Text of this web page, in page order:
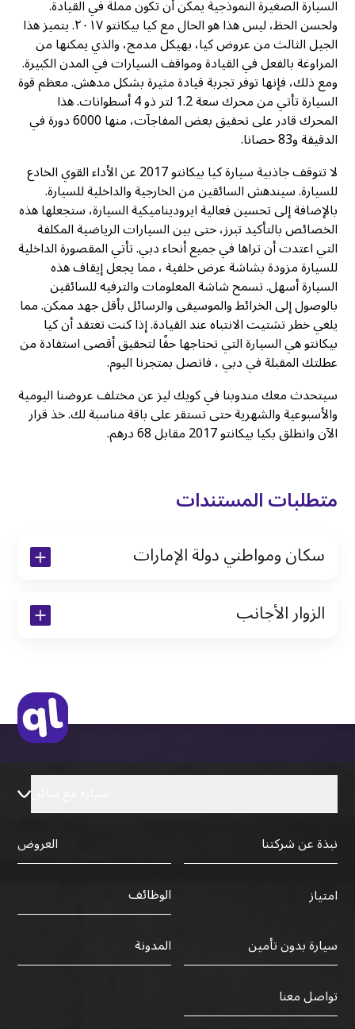
السيارة الصغيرة النموذجية يمكن أن تكون مملة في القيادة.
ولحسن الحظ، ليس هذا هو الحال مع كيا بيكانتو ٢٠١٧. يتميز هذا
الجيل الثالث من عروض كيا، بهيكل مدمج، والذي يمكنها من
المراوغة بالفعل في القيادة ومواقف السيارات في المدن الكبيرة.
ومع ذلك، فإنها توفر تجربة قيادة مثيرة بشكل مدهش. معظم قوة
السيارة تأتي من محرك سعة 1.2 لتر ذو 4 أسطوانات. هذا
المحرك قادر على تحقيق بعض المفاجآت، منها 6000 دورة في
الدقيقة و83 حصانا.
لا تتوقف جاذبية سيارة كيا بيكانتو 2017 عن الأداء القوي الخادع
للسيارة. سيندهش السائقين من الخارجية والداخلية للسيارة.
بالإضافة إلى تحسين فعالية ايروديناميكية السيارة، ستجعلها هذه
الخصائص بالتأكيد تبرز، حتى بين السيارات الرياضية المكلفة
التي اعتدت أن تراها في جميع أنحاء دبي. تأتي المقصورة الداخلية
للسيارة مزودة بشاشة عرض خلفية ، مما يجعل إيقاف هذه
السيارة أسهل. تسمح شاشة المعلومات والترفيه للسائقين
بالوصول إلى الخرائط والموسيقى والرسائل بأقل جهد ممكن. مما
يلغي خطر تشتيت الانتباه عند القيادة. إذا كنت تعتقد أن كيا
بيكانتو هي السيارة التي تحتاجها حقًا لتحقيق أقصى استفادة من
عطلتك المقبلة في دبي ، فاتصل بمتجرنا اليوم.
سيتحدث معك مندوبنا في كويك ليز عن مختلف عروضنا اليومية
والأسبوعية والشهرية حتى تستقر على باقة مناسبة لك. خذ قرار
الآن وانطلق بكيا بيكانتو 2017 مقابل 68 درهم.
متطلبات المستندات
سكان ومواطني دولة الإمارات
نسخة من تأشيرة الاقامة
الزوار الأجانب
نبذة عن شركتنا
العروض
امتياز
الوظائف
سيارة بدون تأمين
المدونة
تواصل معنا